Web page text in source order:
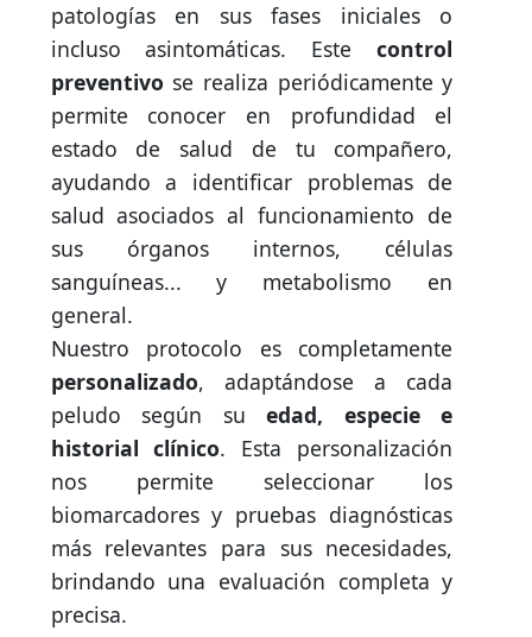
patologías en sus fases iniciales o
incluso asintomáticas. Estecontrol
preventivo se realiza periódicamente y
permite conocer en profundidad el
estado de salud de tu compañero,
ayudando a identificar problemas de
salud asociados al funcionamiento de
sus órganos internos, células
sanguíneas... y metabolismo en
general.
Nuestro protocolo es completamente
personalizado, adaptándose a cada
peludo según suedad, especie e
historial clínico. Esta personalización
nos permite seleccionar los
biomarcadores y pruebas diagnósticas
más relevantes para sus necesidades,
brindando una evaluación completa y
precisa.